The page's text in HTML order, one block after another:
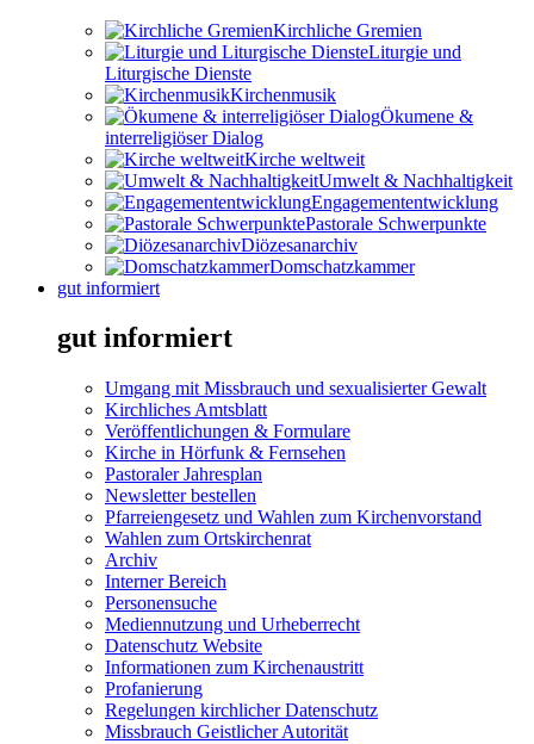
Kirchliche Gremien
Liturgie und
Liturgische Dienste
Kirchenmusik
Ökumene &
interreligiöser Dialog
Kirche weltweit
Umwelt & Nachhaltigkeit
Engagemententwicklung
Pastorale Schwerpunkte
Diözesanarchiv
Domschatzkammer
gut informiert
gut informiert
Umgang mit Missbrauch und sexualisierter Gewalt
Kirchliches Amtsblatt
Veröffentlichungen & Formulare
Kirche in Hörfunk & Fernsehen
Pastoraler Jahresplan
Newsletter bestellen
Pfarreiengesetz und Wahlen zum Kirchenvorstand
Wahlen zum Ortskirchenrat
Archiv
Interner Bereich
Personensuche
Mediennutzung und Urheberrecht
Datenschutz Website
Informationen zum Kirchenaustritt
Profanierung
Regelungen kirchlicher Datenschutz
Missbrauch Geistlicher Autorität